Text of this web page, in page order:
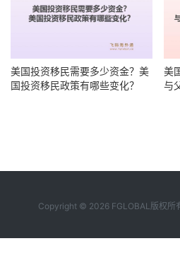
美国投资移民需要多少资金？美
国投资移民政策有哪些变化？
美
与
Copyright © 2026 FGLOBAL版权所